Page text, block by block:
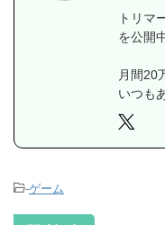
トリマ
を公開
月間20
いつも
-ゲーム